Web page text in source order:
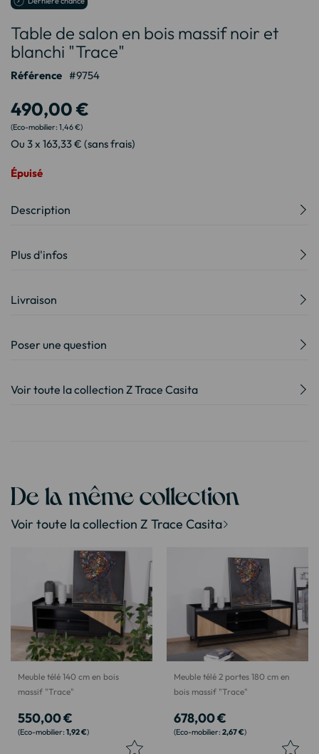
début
de
la
Galerie
Table de salon en bois massif noir et
blanchi "Trace"
Référence 9754
490,00 €
1,46 €
Ou 3 x 163,33 € (sans frais)
Épuisé
Description
Plus d'infos
Livraison
Poser une question
Voir toute la collection Z Trace Casita
De la même collection
Voir toute la collection Z Trace Casita
Meuble télé 140 cm en bois
massif "Trace"
550,00 €
1,92 €
Meuble télé 2 portes 180 cm en
bois massif "Trace"
678,00 €
2,67 €